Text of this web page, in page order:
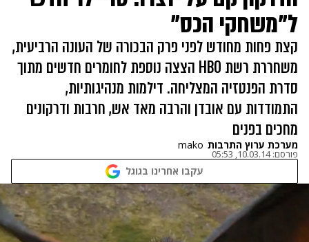
ל"משחקי הכס"
קצת פחות מחודש לפני פרק הבכורה של העונה הרביעית,
משחררת רשת HBO הצצה נוספת לחומרים חדשים מתוך
סדרת הפנטזיה המצליחה. דילמות מנהיגותיות,
התמודדות עם אובדן והרבה מאד אש, חרבות ודרקונים
מחכים בפנים
מערכת ערוץ התרבות mako
פורסם:10.03.14, 05:53
עקבו אחרינו בגוגל